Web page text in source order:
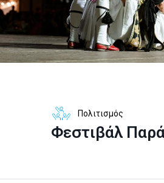
Πολιτισμός
Φεστιβάλ